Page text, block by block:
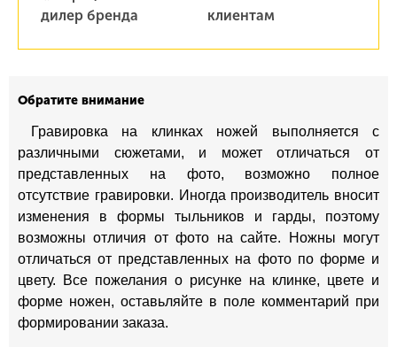
дилер бренда
клиентам
Обратите внимание
Гравировка на клинках ножей выполняется с
различными сюжетами, и может отличаться от
представленных на фото, возможно полное
отсутствие гравировки. Иногда производитель вносит
изменения в формы тыльников и гарды, поэтому
возможны отличия от фото на сайте. Ножны могут
отличаться от представленных на фото по форме и
цвету. Все пожелания о рисунке на клинке, цвете и
форме ножен, оставьляйте в поле комментарий при
формировании заказа.